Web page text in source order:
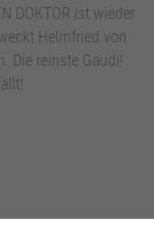
DOKTOR ist wieder
Helmfried von
Die reinste Gaudi!